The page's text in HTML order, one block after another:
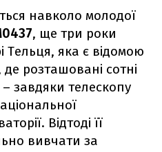
навколо молодої
, ще три роки
Тельця, яка є відомою
розташовані сотні
завдяки телескопу
Відтоді її
вивчати за